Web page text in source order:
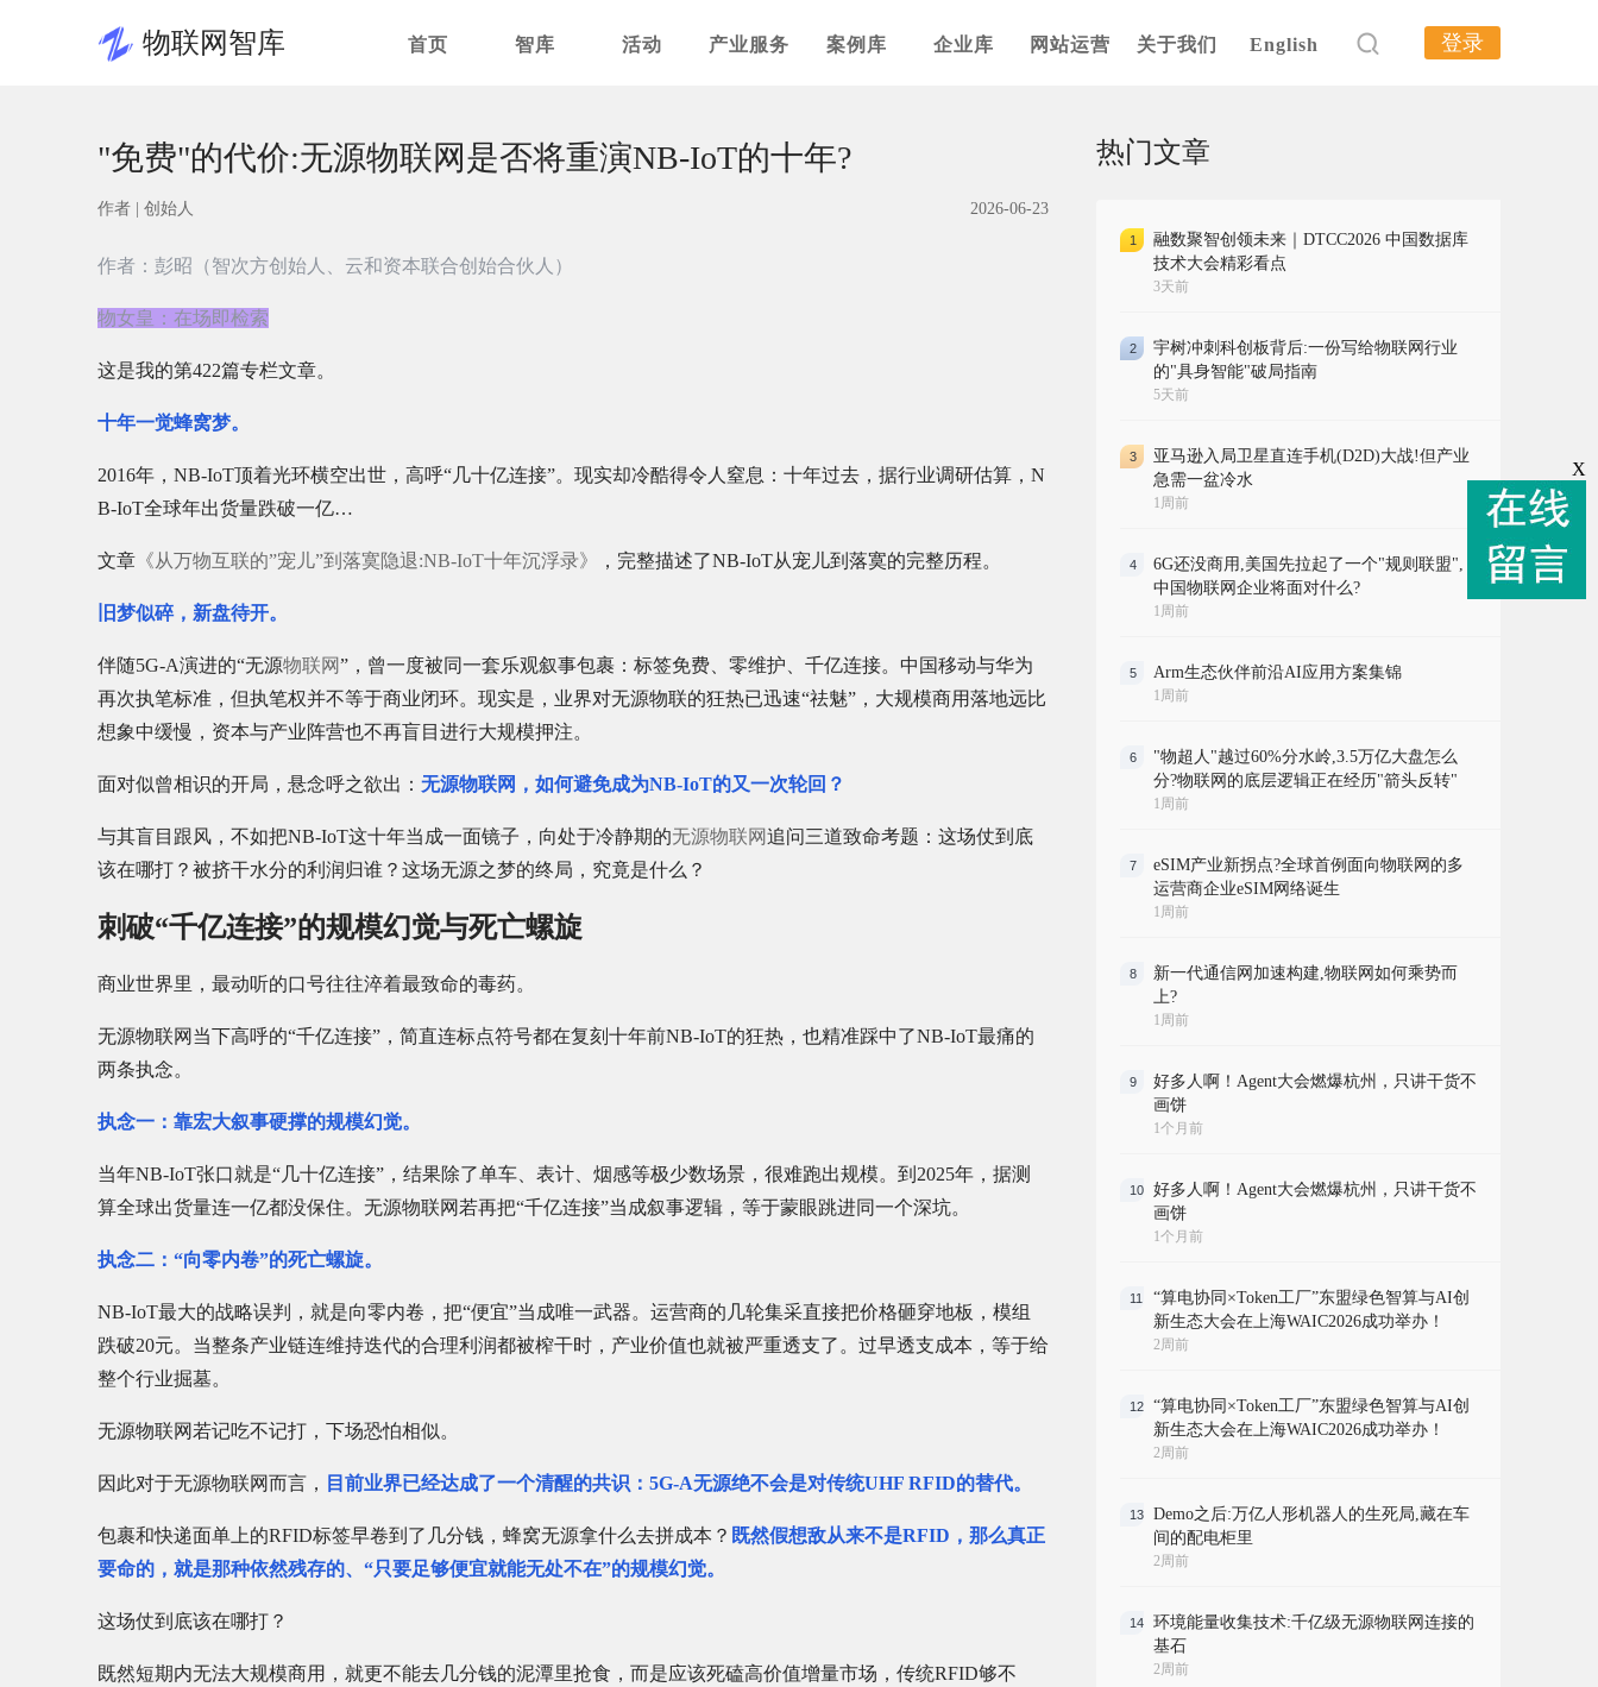
物联网智库 首页 智库 活动 产业服务 案例库 企业库 网站运营 关于我们 English 登录
"免费"的代价:无源物联网是否将重演NB-IoT的十年?
作者 | 创始人 2026-06-23
作者：彭昭（智次方创始人、云和资本联合创始合伙人）
物女皇：在场即检索
这是我的第422篇专栏文章。
十年一觉蜂窝梦。
2016年，NB-IoT顶着光环横空出世，高呼“几十亿连接”。现实却冷酷得令人窒息：十年过去，据行业调研估算，N
B-IoT全球年出货量跌破一亿…
文章 《从万物互联的”宠儿”到落寞隐退:NB-IoT十年沉浮录》 ，完整描述了NB-IoT从宠儿到落寞的完整历程。
旧梦似碎，新盘待开。
伴随5G-A演进的“无源物联网”，曾一度被同一套乐观叙事包裹：标签免费、零维护、千亿连接。中国移动与华为
再次执笔标准，但执笔权并不等于商业闭环。现实是，业界对无源物联的狂热已迅速“祛魅”，大规模商用落地远比
想象中缓慢，资本与产业阵营也不再盲目进行大规模押注。
面对似曾相识的开局，悬念呼之欲出： 无源物联网，如何避免成为NB-IoT的又一次轮回？
与其盲目跟风，不如把NB-IoT这十年当成一面镜子，向处于冷静期的无源物联网追问三道致命考题：这场仗到底
该在哪打？被挤干水分的利润归谁？这场无源之梦的终局，究竟是什么？
刺破“千亿连接”的规模幻觉与死亡螺旋
商业世界里，最动听的口号往往淬着最致命的毒药。
无源物联网当下高呼的“千亿连接”，简直连标点符号都在复刻十年前NB-IoT的狂热，也精准踩中了NB-IoT最痛的
两条执念。
执念一：靠宏大叙事硬撑的规模幻觉。
当年NB-IoT张口就是“几十亿连接”，结果除了单车、表计、烟感等极少数场景，很难跑出规模。到2025年，据测
算全球出货量连一亿都没保住。无源物联网若再把“千亿连接”当成叙事逻辑，等于蒙眼跳进同一个深坑。
执念二：“向零内卷”的死亡螺旋。
NB-IoT最大的战略误判，就是向零内卷，把“便宜”当成唯一武器。运营商的几轮集采直接把价格砸穿地板，模组
跌破20元。当整条产业链连维持迭代的合理利润都被榨干时，产业价值也就被严重透支了。过早透支成本，等于给
整个行业掘墓。
无源物联网若记吃不记打，下场恐怕相似。
因此对于无源物联网而言， 目前业界已经达成了一个清醒的共识：5G-A无源绝不会是对传统UHF RFID的替代。
包裹和快递面单上的RFID标签早卷到了几分钱，蜂窝无源拿什么去拼成本？ 既然假想敌从来不是RFID，那么真正
要命的，就是那种依然残存的、“只要足够便宜就能无处不在”的规模幻觉。
这场仗到底该在哪打？
既然短期内无法大规模商用，就更不能去几分钱的泥潭里抢食，而是应该死磕高价值增量市场，传统RFID够不
热门文章
1
融数聚智创领未来｜DTCC2026 中国数据库
技术大会精彩看点
3天前
2
宇树冲刺科创板背后:一份写给物联网行业
的"具身智能"破局指南
5天前
3
亚马逊入局卫星直连手机(D2D)大战!但产业
急需一盆冷水
1周前
4
6G还没商用,美国先拉起了一个"规则联盟",
中国物联网企业将面对什么?
1周前
5 Arm生态伙伴前沿AI应用方案集锦
1周前
6
"物超人"越过60%分水岭,3.5万亿大盘怎么
分?物联网的底层逻辑正在经历"箭头反转"
1周前
7
eSIM产业新拐点?全球首例面向物联网的多
运营商企业eSIM网络诞生
1周前
8
新一代通信网加速构建,物联网如何乘势而
上?
1周前
9
好多人啊！Agent大会燃爆杭州，只讲干货不
画饼
1个月前
10
好多人啊！Agent大会燃爆杭州，只讲干货不
画饼
1个月前
11
“算电协同×Token工厂”东盟绿色智算与AI创
新生态大会在上海WAIC2026成功举办！
2周前
12
“算电协同×Token工厂”东盟绿色智算与AI创
新生态大会在上海WAIC2026成功举办！
2周前
13
Demo之后:万亿人形机器人的生死局,藏在车
间的配电柜里
2周前
14
环境能量收集技术:千亿级无源物联网连接的
基石
2周前
X